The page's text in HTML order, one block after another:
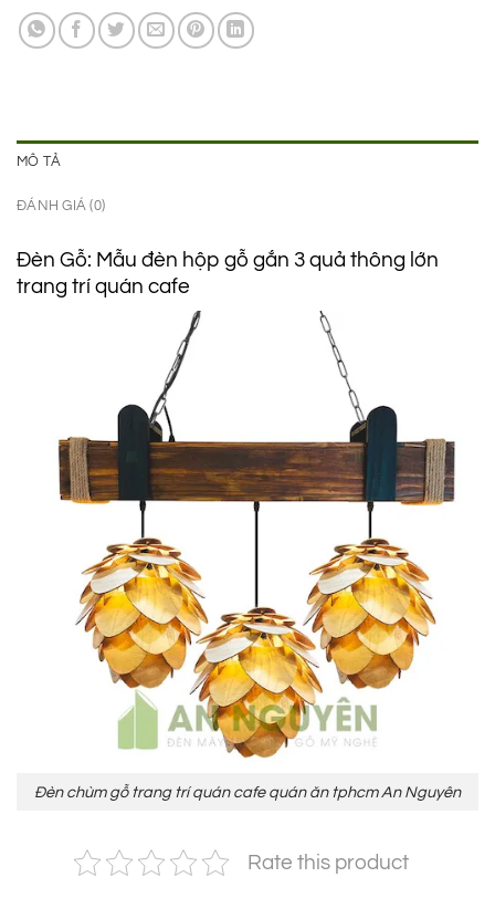
MÔ TẢ
ĐÁNH GIÁ (0)
Đèn Gỗ: Mẫu đèn hộp gỗ gắn 3 quả thông lớn
trang trí quán cafe
Đèn chùm gỗ trang trí quán cafe quán ăn tphcm An Nguyên
Rate this product